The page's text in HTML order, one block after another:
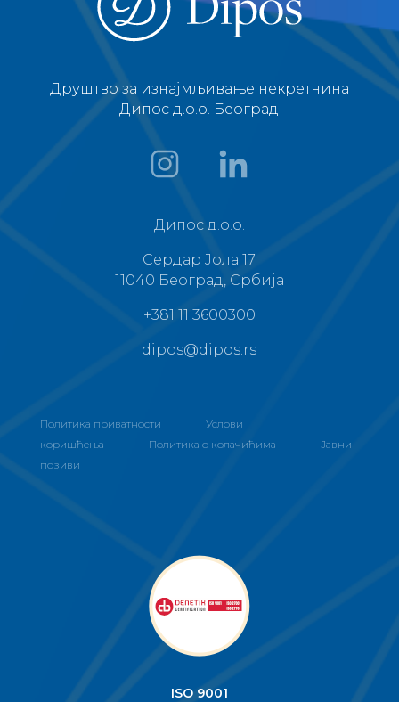
Друштво за изнајмљивање некретнина
Дипос д.о.о. Београд
Дипос д.о.о.
Сердар Јола 17
11040 Београд, Србија
+381 11 3600300
dipos@dipos.rs
Политика приватности
Услови
коришћења
Политика о колачићима
Јавни
позиви
ISO 9001